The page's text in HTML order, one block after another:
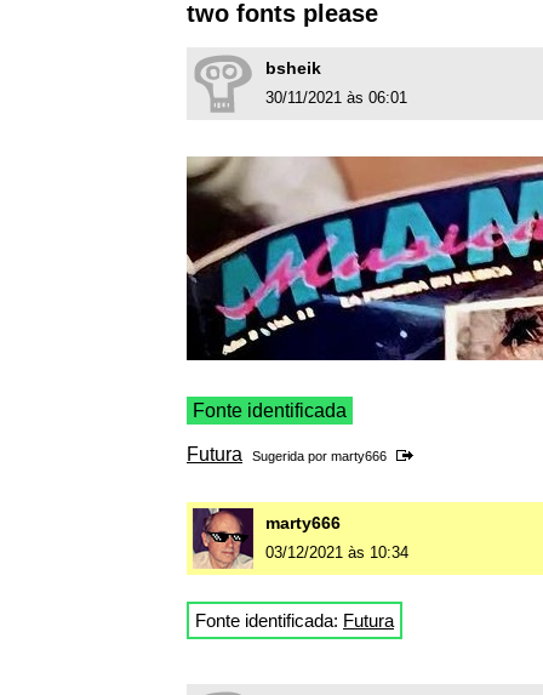
two fonts please
bsheik
30/11/2021 às 06:01
Fonte identificada
Futura Sugerida por marty666
marty666
03/12/2021 às 10:34
Fonte identificada: Futura